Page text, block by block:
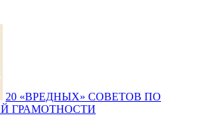
20 «ВРЕДНЫХ» СОВЕТОВ ПО
ГРАМОТНОСТИ